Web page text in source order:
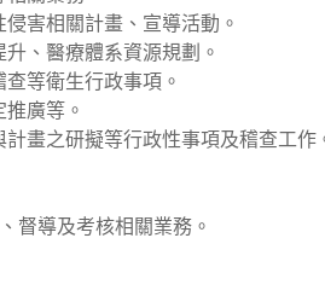
害相關計畫、宣導活動。
、醫療體系資源規劃。
等衛生行政事項。
廣等。
畫之研擬等行政性事項及稽查工作
督導及考核相關業務。